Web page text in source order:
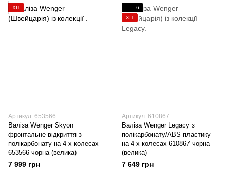
ХІТ
Артикул: 653566
Валіза Wenger Skyon
фронтальне відкриття з
полікарбонату на 4-х колесах
653566 чорна (велика)
7 999 грн
6
ХІТ
Артикул: 610867
Валіза Wenger Legacy з
полікарбонату/ABS пластику
на 4-х колесах 610867 чорна
(велика)
7 649 грн